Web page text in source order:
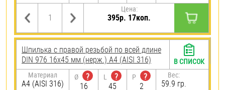
Цена:
395р. 17коп.
Шпилька с правой резьбой по всей длине
DIN 976 16х45 мм (нерж.) A4 (AISI 316)
Материал
A4 (AISI 316)
Ø
?
16
L
?
45
P
?
2
Вес:
59.9 гр.
В СПИСОК